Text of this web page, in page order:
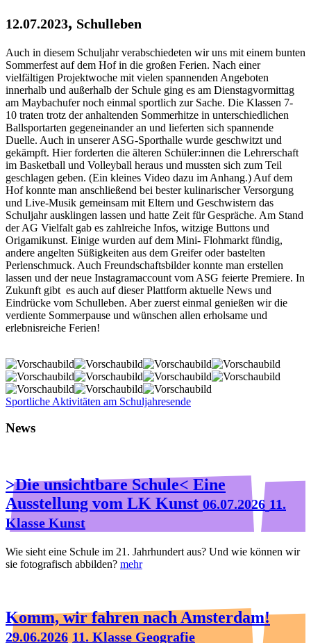
12.07.2023, Schulleben
Auch in diesem Schuljahr verabschiedeten wir uns mit einem bunten
Sommerfest auf dem Hof in die großen Ferien. Nach einer
vielfältigen Projektwoche mit vielen spannenden Angeboten
innerhalb und außerhalb der Schule ging es am Dienstagvormittag
am Maybachufer noch einmal sportlich zur Sache. Die Klassen 7-
10 traten trotz der anhaltenden Sommerhitze in unterschiedlichen
Ballsportarten gegeneinander an und lieferten sich spannende
Duelle. Auch in unserer ASG-Sporthalle wurde geschwitzt und
gekämpft. Hier forderten die älteren Schüler:innen die Lehrerschaft
im Basketball und Volleyball heraus und mussten sich zum Teil
geschlagen geben. (Ein kleines Video dazu im Anhang.) Auf dem
Hof konnte man anschließend bei bester kulinarischer Versorgung
und Live-Musik gemeinsam mit Eltern und Geschwistern das
Schuljahr ausklingen lassen und hatte Zeit für Gespräche. Am Stand
der AG Vielfalt gab es zahlreiche Infos, witzige Buttons und
Origamikunst. Einige wurden auf dem Mini- Flohmarkt fündig,
andere angelten Süßigkeiten aus dem Greifer oder bastelten
Perlenschmuck. Auch Freundschaftsbilder konnte man erstellen
lassen und der neue Instagramaccount vom ASG feierte Premiere. In
Zukunft gibt es auch auf dieser Plattform aktuelle News und
Eindrücke vom Schulleben. Aber zuerst einmal genießen wir die
verdiente Sommerpause und wünschen allen erholsame und
erlebnisreiche Ferien!
Sportliche Aktivitäten am Schuljahresende
News
>Die unsichtbare Schule< Eine
Ausstellung vom LK Kunst 06.07.2026 11.
Klasse Kunst
Wie sieht eine Schule im 21. Jahrhundert aus? Und wie können wir
sie fotografisch abbilden? mehr
Komm, wir fahren nach Amsterdam!
29.06.2026 11. Klasse Geografie